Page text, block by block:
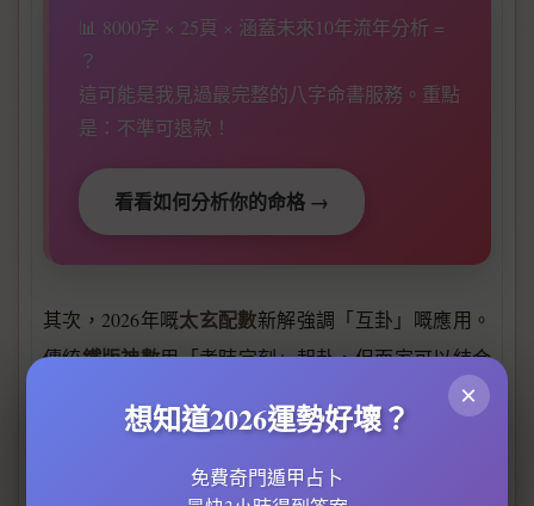
📊 8000字 × 25頁 × 涵蓋未來10年流年分析 =
？
這可能是我見過最完整的八字命書服務。重點
是：不準可退款！
看看如何分析你的命格 →
其次，2026年嘅太玄配數新解強調「互卦」嘅應用。
傳統鐵版神數用「考時定刻」起卦，但而家可以結合
嘅隨機起卦法，例如用手機時間或當下環境
聲音嘅分貝數作為卦象基礎。舉個例，如果某人喺
2026年問事業運，隨機得到數字「7」，對應
×
想知道2026運勢好壞？
免費奇門遁甲占卜